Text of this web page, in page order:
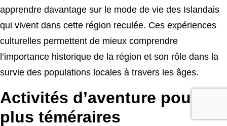
apprendre davantage sur le mode de vie des Islandais
qui vivent dans cette région reculée. Ces expériences
culturelles permettent de mieux comprendre
l’importance historique de la région et son rôle dans la
survie des populations locales à travers les âges.
Activités d’aventure pour les
plus téméraires